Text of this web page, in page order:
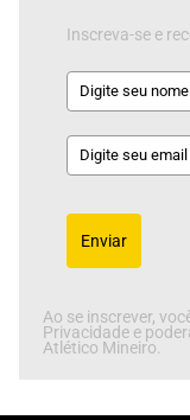
Inscreva-se e
Enviar
Ao se inscrever,
Privacidade e
Atlético Mineiro.